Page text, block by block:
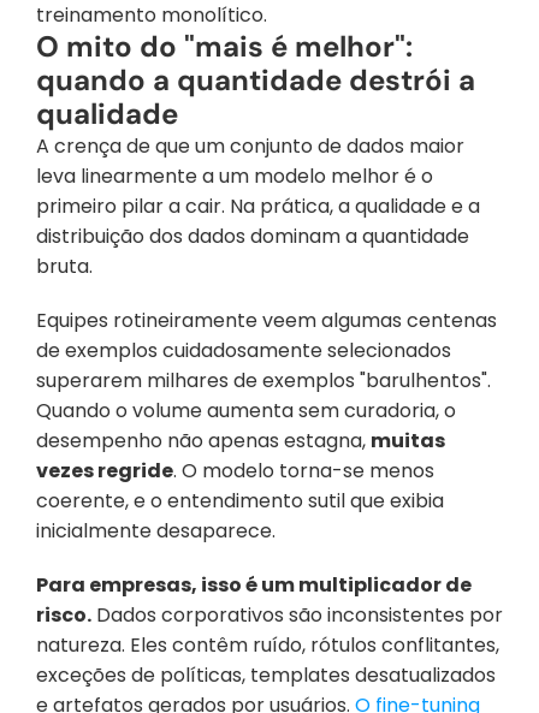
treinamento monolítico.
O mito do "mais é melhor":
quando a quantidade destrói a
qualidade
A crença de que um conjunto de dados maior
leva linearmente a um modelo melhor é o
primeiro pilar a cair. Na prática, a qualidade e a
distribuição dos dados dominam a quantidade
bruta.
Equipes rotineiramente veem algumas centenas
de exemplos cuidadosamente selecionados
superarem milhares de exemplos "barulhentos".
Quando o volume aumenta sem curadoria, o
desempenho não apenas estagna, muitas
vezes regride. O modelo torna-se menos
coerente, e o entendimento sutil que exibia
inicialmente desaparece.
Para empresas, isso é um multiplicador de
risco. Dados corporativos são inconsistentes por
natureza. Eles contêm ruído, rótulos conflitantes,
exceções de políticas, templates desatualizados
e artefatos gerados por usuários. O fine-tuning